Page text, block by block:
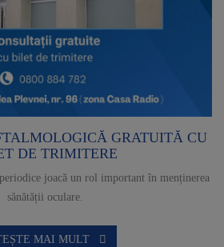
GRATUITĂ CU
DE TRIMITERE
joacă un rol important în menținerea
sănătății oculare.
MAI MULT